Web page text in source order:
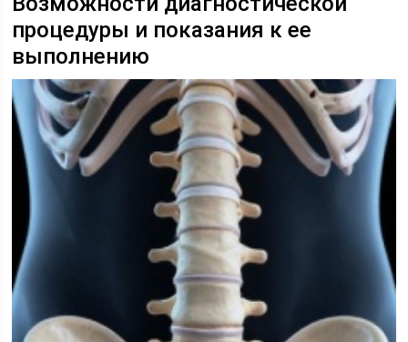
процедуры и показания к ее
выполнению